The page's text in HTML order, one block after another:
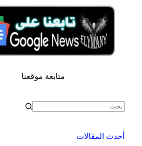
متابعة موقعنا
أحدث المقالات